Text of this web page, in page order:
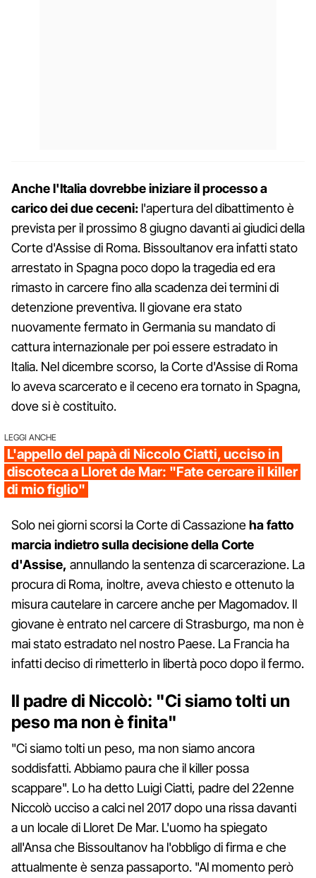
Anche l'Italia dovrebbe iniziare il processo a
carico dei due ceceni: l'apertura del dibattimento è
prevista per il prossimo 8 giugno davanti ai giudici della
Corte d'Assise di Roma. Bissoultanov era infatti stato
arrestato in Spagna poco dopo la tragedia ed era
rimasto in carcere fino alla scadenza dei termini di
detenzione preventiva. Il giovane era stato
nuovamente fermato in Germania su mandato di
cattura internazionale per poi essere estradato in
Italia. Nel dicembre scorso, la Corte d'Assise di Roma
lo aveva scarcerato e il ceceno era tornato in Spagna,
dove si è costituito.
LEGGI ANCHE
L'appello del papà di Niccolo Ciatti, ucciso in
discoteca a Lloret de Mar: "Fate cercare il killer
di mio figlio"
Solo nei giorni scorsi la Corte di Cassazioneha fatto
marcia indietro sulla decisione della Corte
d'Assise, annullando la sentenza di scarcerazione. La
procura di Roma, inoltre, aveva chiesto e ottenuto la
misura cautelare in carcere anche per Magomadov. Il
giovane è entrato nel carcere di Strasburgo, ma non è
mai stato estradato nel nostro Paese. La Francia ha
infatti deciso di rimetterlo in libertà poco dopo il fermo.
Il padre di Niccolò: "Ci siamo tolti un
peso ma non è finita"
"Ci siamo tolti un peso, ma non siamo ancora
soddisfatti. Abbiamo paura che il killer possa
scappare". Lo ha detto Luigi Ciatti, padre del 22enne
Niccolò ucciso a calci nel 2017 dopo una rissa davanti
a un locale di Lloret De Mar. L'uomo ha spiegato
all'Ansa che Bissoultanov ha l'obbligo di firma e che
attualmente è senza passaporto. "Al momento però